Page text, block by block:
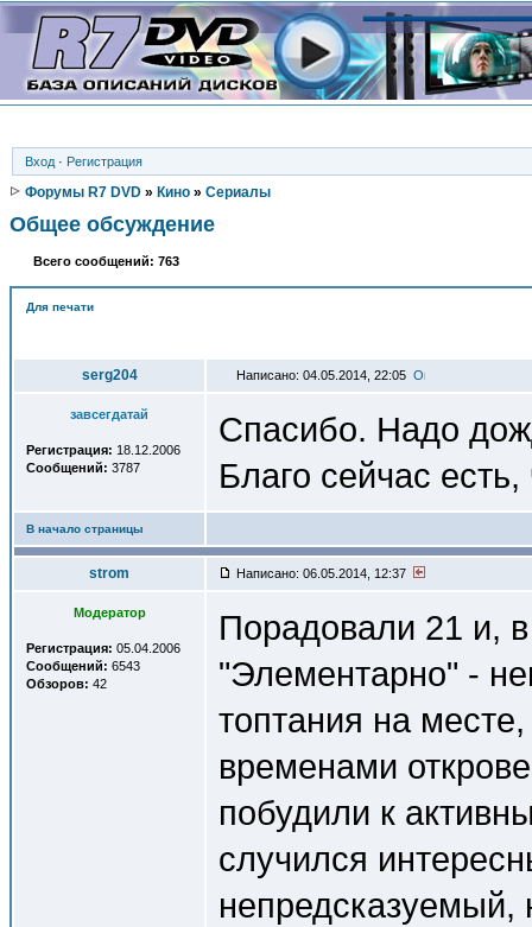
Вход · Регистрация
Форумы R7 DVD » Кино » Сериалы
Общее обсуждение
Всего сообщений: 763
Для печати
serg204 Написано: 04.05.2014, 22:05
завсегдатай
Регистрация: 18.12.2006
Сообщений: 3787
Спасибо. Надо
Благо сейчас есть,
В начало страницы
strom Написано: 06.05.2014, 12:37
Модератор
Регистрация: 05.04.2006
Сообщений: 6543
Обзоров: 42
Порадовали 21 и,
"Элементарно" -
топтания на
временами
побудили к
случился
непредсказуемый,